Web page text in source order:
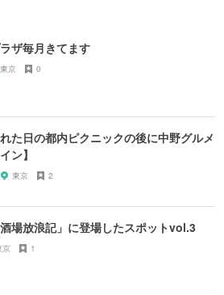
ザ毎月きてます
東京 0
れた日の都内ピクニックの後に中野グルメ
ン】
東京 2
酒場放浪記」に登場したスポットvol.3
京 1